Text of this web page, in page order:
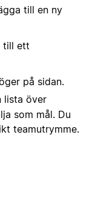
till en ny
till ett
på sidan.
lista över
som mål. Du
teamutrymme.